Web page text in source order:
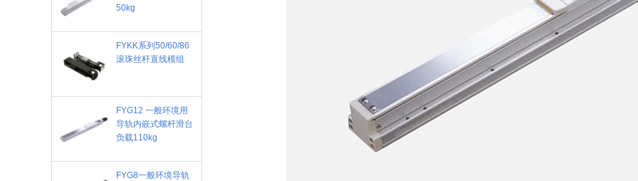
50kg
FYKK系列50/60/86
滚珠丝杆直线模组
FYG12 一般环境用
导轨内嵌式螺杆滑台
负载110kg
FYG8一般环境导轨